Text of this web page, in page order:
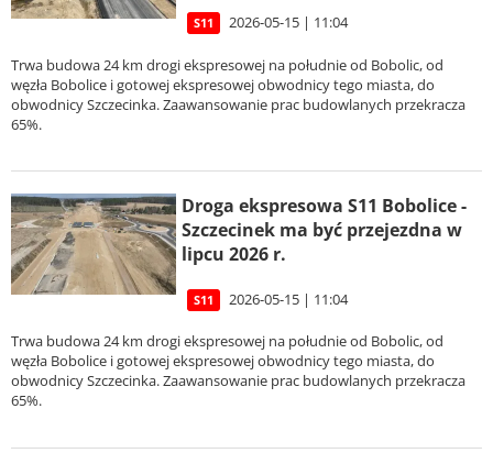
S11 2026-05-15 | 11:04
Trwa budowa 24 km drogi ekspresowej na południe od Bobolic, od
węzła Bobolice i gotowej ekspresowej obwodnicy tego miasta, do
obwodnicy Szczecinka. Zaawansowanie prac budowlanych przekracza
65%.
Droga ekspresowa S11 Bobolice -
Szczecinek ma być przejezdna w
lipcu 2026 r.
S11 2026-05-15 | 11:04
Trwa budowa 24 km drogi ekspresowej na południe od Bobolic, od
węzła Bobolice i gotowej ekspresowej obwodnicy tego miasta, do
obwodnicy Szczecinka. Zaawansowanie prac budowlanych przekracza
65%.